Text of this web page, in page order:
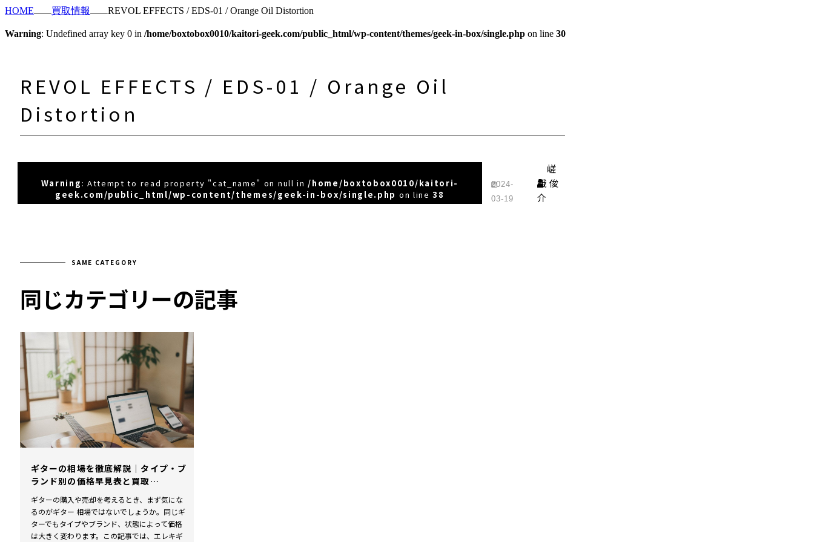
HOME 買取情報 REVOL EFFECTS / EDS-01 / Orange Oil Distortion
Warning: Undefined array key 0 in /home/boxtobox0010/kaitori-geek.com/public_html/wp-content/themes/geek-in-box/single.php on line 30
REVOL EFFECTS / EDS-01 / Orange Oil
Distortion
Warning : Attempt to read property "cat_name" on null in/home/boxtobox0010/kaitori-
geek.com/public_html/wp-content/themes/geek-in-box/single.php on line38
2024-
03-19
嵯
峨 俊
介
SAME CATEGORY
同じカテゴリーの記事
ギターの相場を徹底解説｜タイプ・ブ
ランド別の価格早見表と買取…
ギターの購入や売却を考えるとき、まず気にな
るのがギター 相場ではないでしょうか。同じギ
ターでもタイプやブランド、状態によって価格
は大きく変わります。この記事では、エレキギ